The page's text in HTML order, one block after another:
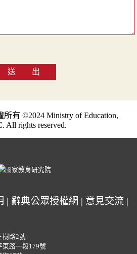
送 出
有 ©2024 Ministry of Education,
All rights reserved.
| 辭典公眾授權網 | 意見交流 |
樹路2號
東路一段179號